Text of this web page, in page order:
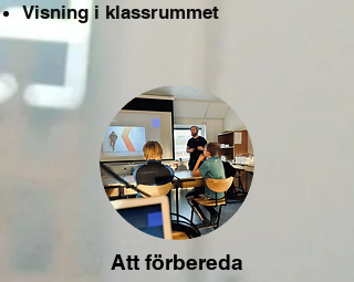
Visning i klassrummet
Att förbereda